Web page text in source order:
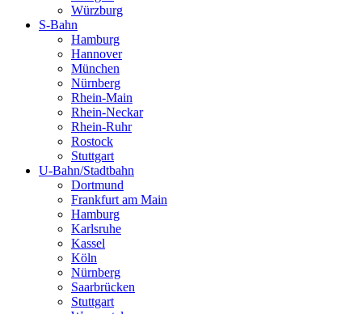
Würzburg
S-Bahn
Hamburg
Hannover
München
Nürnberg
Rhein-Main
Rhein-Neckar
Rhein-Ruhr
Rostock
Stuttgart
U-Bahn/Stadtbahn
Dortmund
Frankfurt am Main
Hamburg
Karlsruhe
Kassel
Köln
Nürnberg
Saarbrücken
Stuttgart